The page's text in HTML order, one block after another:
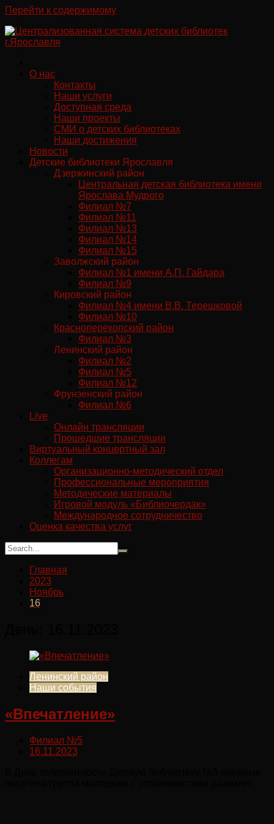
Перейти к содержимому
О нас
Контакты
Наши услуги
Доступная среда
Наши проекты
СМИ о детских библиотеках
Наши достижения
Новости
Детские библиотеки Ярославля
Дзержинский район
Центральная детская библиотека имени
Ярослава Мудрого
Филиал №7
Филиал №11
Филиал №13
Филиал №14
Филиал №15
Заволжский район
Филиал №1 имени А.П. Гайдара
Филиал №9
Кировский район
Филиал №4 имени В.В. Терешковой
Филиал №10
Красноперекопский район
Филиал №3
Ленинский район
Филиал №2
Филиал №5
Филиал №12
Фрунзенский район
Филиал №6
Live
Онлайн трансляции
Прошедшие трансляции
Виртуальный концертный зал
Коллегам
Организационно-методический отдел
Профессиональные мероприятия
Методические материалы
Игровой модуль «Библиочердак»
Международное сотрудничество
Оценка качества услуг
Главная
2023
Ноябрь
16
Ленинский район
Наши события
«Впечатление»
Филиал №5
16.11.2023